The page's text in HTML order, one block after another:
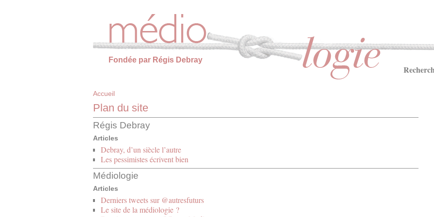
Fondée par Régis Debray
Accueil
Plan du site
Régis Debray
Articles
Debray, d’un siècle l’autre
Les pessimistes écrivent bien
Médiologie
Articles
Derniers tweets sur @autresfuturs
Le site de la médiologie ?